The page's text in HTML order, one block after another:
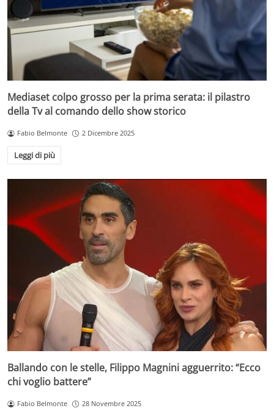
Mediaset colpo grosso per la prima serata: il pilastro
della Tv al comando dello show storico
Fabio Belmonte 2 Dicembre 2025
Leggi di più
Ballando con le stelle, Filippo Magnini agguerrito: “Ecco
chi voglio battere”
Fabio Belmonte 28 Novembre 2025